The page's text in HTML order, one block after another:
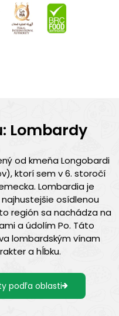
Lombardy
od kmeňa Longobardi
ktorí sem v 6. storočí
Lombardia je
osídlenou
región sa nachádza na
a údolím Po. Táto
lombardským vínam
a hĺbku.
podľa oblasti